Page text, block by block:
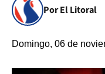
Por El Litoral
Domingo, 06 de